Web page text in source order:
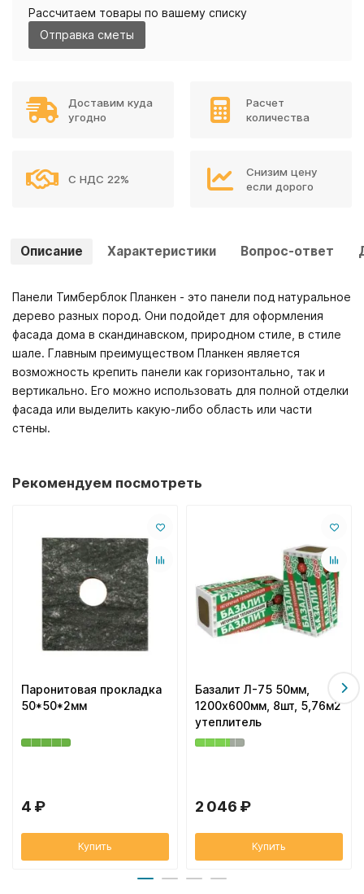
Рассчитаем товары по вашему списку
Отправка сметы
Доставим куда
угодно
Расчет
количества
С НДС 22%
Снизим цену
если дорого
Описание Характеристики Вопрос-ответ
Панели Тимберблок Планкен - это панели под натуральное
дерево разных пород. Они подойдет для оформления
фасада дома в скандинавском, природном стиле, в стиле
шале. Главным преимуществом Планкен является
возможность крепить панели как горизонтально, так и
вертикально. Его можно использовать для полной отделки
фасада или выделить какую-либо область или части
стены.
Рекомендуем посмотреть
Паронитовая прокладка
50*50*2мм
4 ₽
Купить
Базалит Л-75 50мм,
1200х600мм, 8шт, 5,76м2
утеплитель
2 046 ₽
Купить